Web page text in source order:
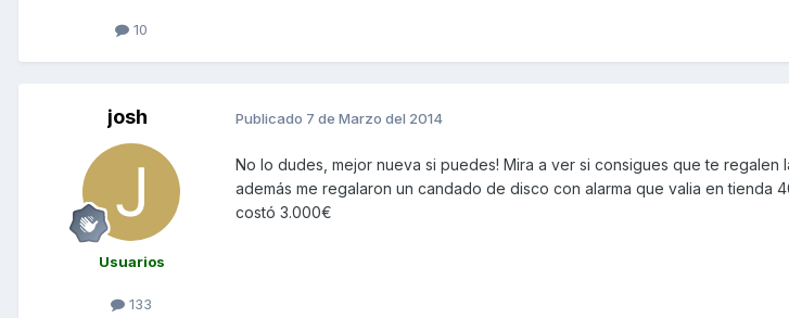
10
josh
Usuarios
133
Publicado 7 de Marzo del 2014
No lo dudes, mejor nueva si puedes! Mira a ver si consigues que te regalen
además me regalaron un candado de disco con alarma que valia en tienda
costó 3.000€